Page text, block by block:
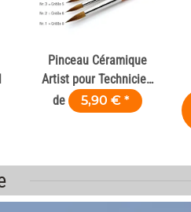
Pinceau Céramique
Artist pour Technicien
et Laboratoire Dentaire
de 5,90 € *